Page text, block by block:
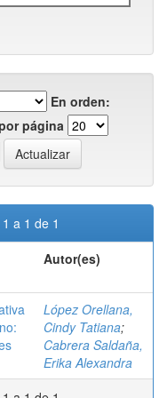
En orden:
página
a 1 de 1
Autor(es)
López Orellana,
Cindy Tatiana;
Cabrera Saldaña,
Erika Alexandra